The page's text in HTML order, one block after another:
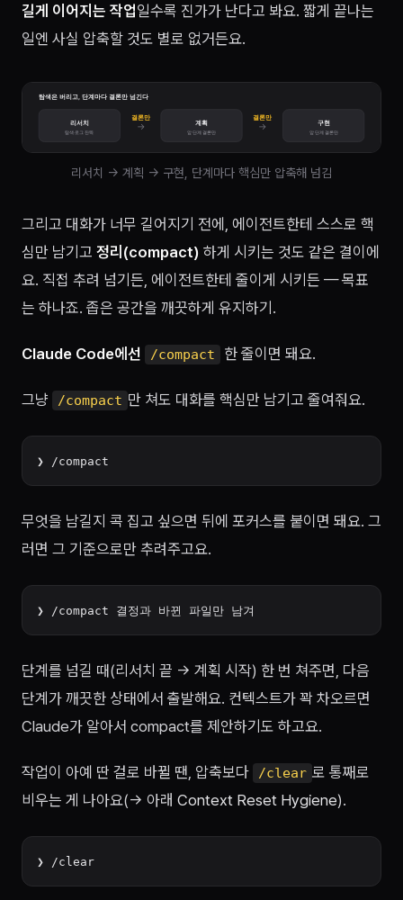
길게 이어지는 작업일수록 진가가 난다고 봐요. 짧게 끝나는
일엔 사실 압축할 것도 별로 없거든요.
리서치 → 계획 → 구현, 단계마다 핵심만 압축해 넘김
그리고 대화가 너무 길어지기 전에, 에이전트한테 스스로 핵
심만 남기고 정리(compact) 하게 시키는 것도 같은 결이에
요. 직접 추려 넘기든, 에이전트한테 줄이게 시키든 — 목표
는 하나죠. 좁은 공간을 깨끗하게 유지하기.
Claude Code에선 /compact 한 줄이면 돼요.
그냥 /compact 만 쳐도 대화를 핵심만 남기고 줄여줘요.
무엇을 남길지 콕 집고 싶으면 뒤에 포커스를 붙이면 돼요. 그
러면 그 기준으로만 추려주고요.
단계를 넘길 때(리서치 끝 → 계획 시작) 한 번 쳐주면, 다음
단계가 깨끗한 상태에서 출발해요. 컨텍스트가 꽉 차오르면
Claude가 알아서 compact를 제안하기도 하고요.
작업이 아예 딴 걸로 바뀔 땐, 압축보다 /clear 로 통째로
비우는 게 나아요(→ 아래 Context Reset Hygiene).